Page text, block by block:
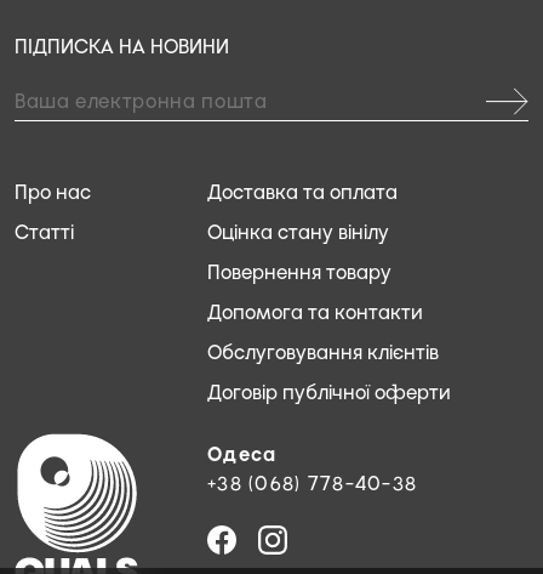
Одеса
+38 (068) 778-40-38
Доставка та оплата
Оцінка стану вінілу
Повернення товару
Допомога та контакти
Обслуговування клієнтів
Договір публічної оферти
Про нас
Статті
ПІДПИСКА НА НОВИНИ